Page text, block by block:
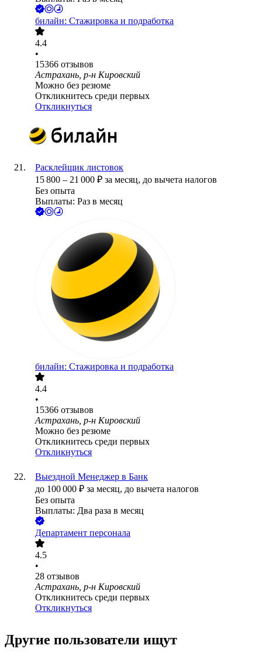
билайн: Стажировка и подработка
4.4
•
15366 отзывов
Астрахань, р-н Кировский
Можно без резюме
Откликнитесь среди первых
Откликнуться
Расклейщик листовок
15 800 – 21 000 ₽ за месяц, до вычета налогов
Без опыта
Выплаты: Раз в месяц
билайн: Стажировка и подработка
4.4
•
15366 отзывов
Астрахань, р-н Кировский
Можно без резюме
Откликнитесь среди первых
Откликнуться
Выездной Менеджер в Банк
до 100 000 ₽ за месяц, до вычета налогов
Без опыта
Выплаты: Два раза в месяц
Департамент персонала
4.5
•
28 отзывов
Астрахань, р-н Кировский
Откликнитесь среди первых
Откликнуться
Другие пользователи ищут